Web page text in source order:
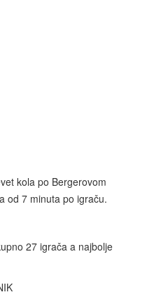
kola po Bergerovom
od 7 minuta po igraču.
27 igrača a najbolje